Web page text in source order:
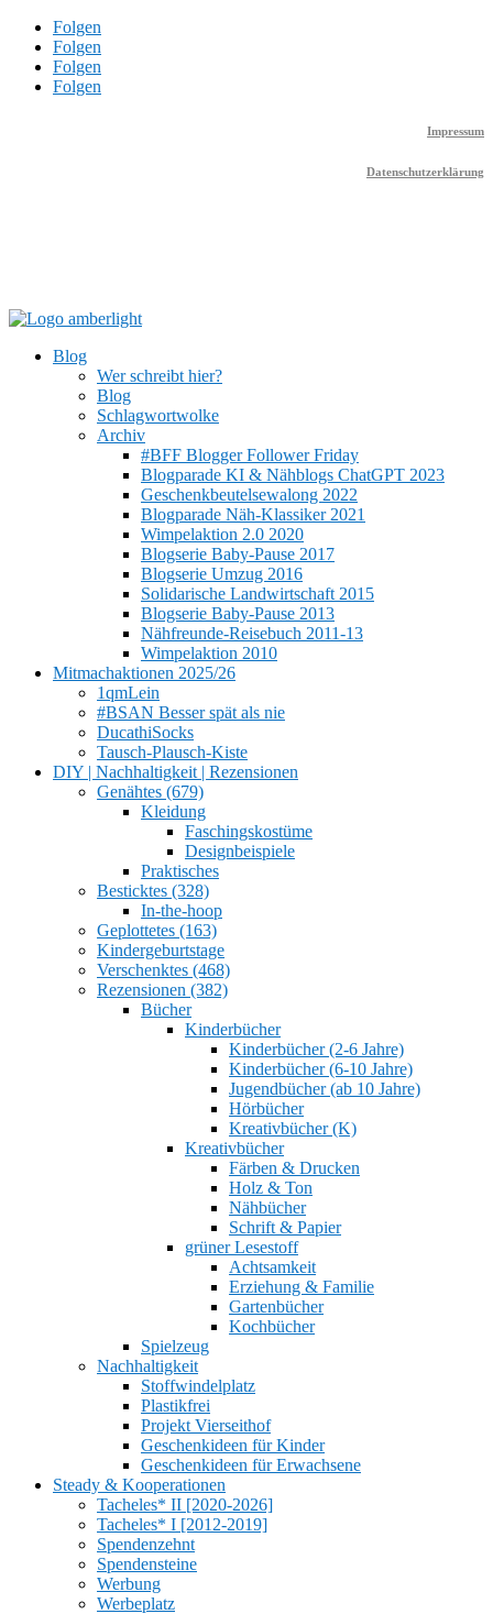
Folgen
Folgen
Folgen
Folgen
Impressum
Datenschutzerklärung
Blog
Wer schreibt hier?
Blog
Schlagwortwolke
Archiv
#BFF Blogger Follower Friday
Blogparade KI & Nähblogs ChatGPT 2023
Geschenkbeutelsewalong 2022
Blogparade Näh-Klassiker 2021
Wimpelaktion 2.0 2020
Blogserie Baby-Pause 2017
Blogserie Umzug 2016
Solidarische Landwirtschaft 2015
Blogserie Baby-Pause 2013
Nähfreunde-Reisebuch 2011-13
Wimpelaktion 2010
Mitmachaktionen 2025/26
1qmLein
#BSAN Besser spät als nie
DucathiSocks
Tausch-Plausch-Kiste
DIY | Nachhaltigkeit | Rezensionen
Genähtes (679)
Kleidung
Faschingskostüme
Designbeispiele
Praktisches
Besticktes (328)
In-the-hoop
Geplottetes (163)
Kindergeburtstage
Verschenktes (468)
Rezensionen (382)
Bücher
Kinderbücher
Kinderbücher (2-6 Jahre)
Kinderbücher (6-10 Jahre)
Jugendbücher (ab 10 Jahre)
Hörbücher
Kreativbücher (K)
Kreativbücher
Färben & Drucken
Holz & Ton
Nähbücher
Schrift & Papier
grüner Lesestoff
Achtsamkeit
Erziehung & Familie
Gartenbücher
Kochbücher
Spielzeug
Nachhaltigkeit
Stoffwindelplatz
Plastikfrei
Projekt Vierseithof
Geschenkideen für Kinder
Geschenkideen für Erwachsene
Steady & Kooperationen
Tacheles* II [2020-2026]
Tacheles* I [2012-2019]
Spendenzehnt
Spendensteine
Werbung
Werbeplatz